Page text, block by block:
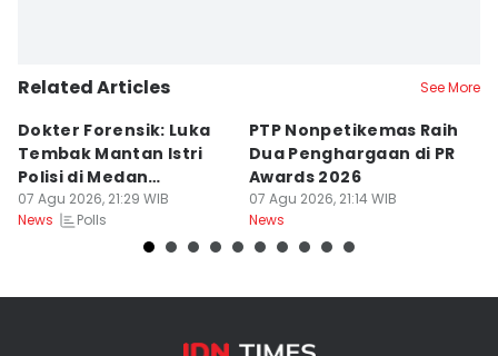
Related Articles See More
Dokter Forensik: Luka
Tembak Mantan Istri
Polisi di Medan
Berkarakter Tempel
07 Agu 2026, 21:29 WIB
News
Polls
PTP Nonpetikemas Raih
Dua Penghargaan di PR
Awards 2026
07 Agu 2026, 21:14 WIB
News